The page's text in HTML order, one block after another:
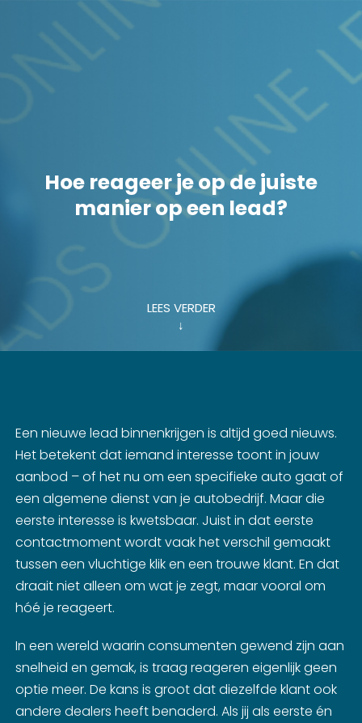
Hoe reageer je op de juiste
manier op een lead?
LEES VERDER
↓
Een nieuwe lead binnenkrijgen is altijd goed nieuws.
Het betekent dat iemand interesse toont in jouw
aanbod – of het nu om een specifieke auto gaat of
een algemene dienst van je autobedrijf. Maar die
eerste interesse is kwetsbaar. Juist in dat eerste
contactmoment wordt vaak het verschil gemaakt
tussen een vluchtige klik en een trouwe klant. En dat
draait niet alleen om wat je zegt, maar vooral om
hóé je reageert.
In een wereld waarin consumenten gewend zijn aan
snelheid en gemak, is traag reageren eigenlijk geen
optie meer. De kans is groot dat diezelfde klant ook
andere dealers heeft benaderd. Als jij als eerste én